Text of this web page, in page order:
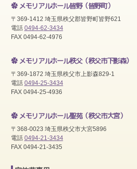
メモリアルホール皆野（皆野町）
〒369-1412 埼玉県秩父郡皆野町皆野621
電話 0494-62-3434
FAX 0494-62-4976
メモリアルホール秩父（秩父市下影森）
〒369-1872 埼玉県秩父市上影森829-1
電話 0494-25-3434
FAX 0494-25-4936
メモリアルホール聖苑（秩父市大宮）
〒368-0023 埼玉県秩父市大宮5896
電話 0494-21-3434
FAX 0494-21-3435